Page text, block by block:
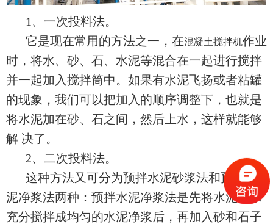
1、一次投料法。
它是现在常用的方法之一，在混凝土搅拌机作业
时，将水、砂、石、水泥等混合在一起进行搅拌
并一起加入搅拌筒中。如果有水泥飞扬或者粘罐
的现象，我们可以把加入的顺序调整下，也就是
将水泥加在砂、石之间，然后上水，这样就能够
解 决了。
2、二次投料法。
这种方法又可分为预拌水泥砂浆法和预拌水
泥净浆法两种：预拌水泥净浆法是先将水泥和水
充分搅拌成均匀的水泥净浆后，再加入砂和石子